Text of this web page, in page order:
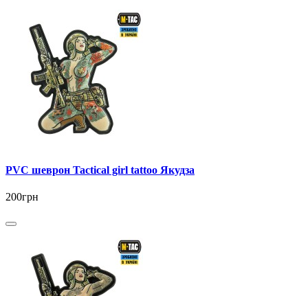
PVC шеврон Tactical girl tattoo Якудза
200грн